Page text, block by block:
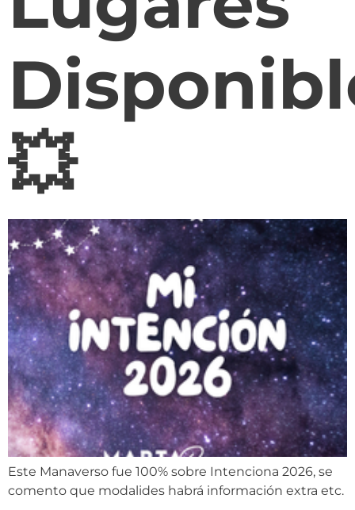
💥
Este Manaverso fue 100% sobre Intenciona 2026, se
comento que modalides habrá información extra etc.